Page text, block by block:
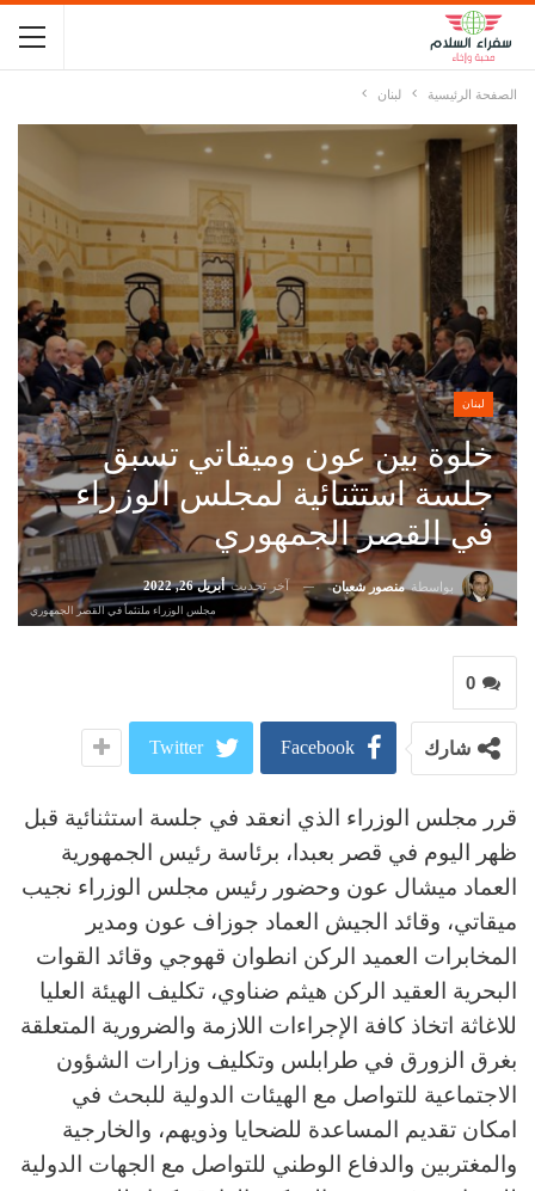
الصفحة الرئيسية لبنان
لبنان
خلوة بين عون وميقاتي تسبق
جلسة استثنائية لمجلس الوزراء
في القصر الجمهوري
بواسطةمنصور شعبان آخر تحديثأبريل 26, 2022
مجلس الوزراء ملتئماً في القصر الجمهوري
0
شارك Facebook
Twitter
قرر مجلس الوزراء الذي انعقد في جلسة استثنائية قبل
ظهر اليوم في قصر بعبدا، برئاسة رئيس الجمهورية
العماد ميشال عون وحضور رئيس مجلس الوزراء نجيب
ميقاتي، وقائد الجيش العماد جوزاف عون ومدير
المخابرات العميد الركن انطوان قهوجي وقائد القوات
البحرية العقيد الركن هيثم ضناوي، تكليف الهيئة العليا
للاغاثة اتخاذ كافة الإجراءات اللازمة والضرورية المتعلقة
بغرق الزورق في طرابلس وتكليف وزارات الشؤون
الاجتماعية للتواصل مع الهيئات الدولية للبحث في
امكان تقديم المساعدة للضحايا وذويهم، والخارجية
والمغتربين والدفاع الوطني للتواصل مع الجهات الدولية